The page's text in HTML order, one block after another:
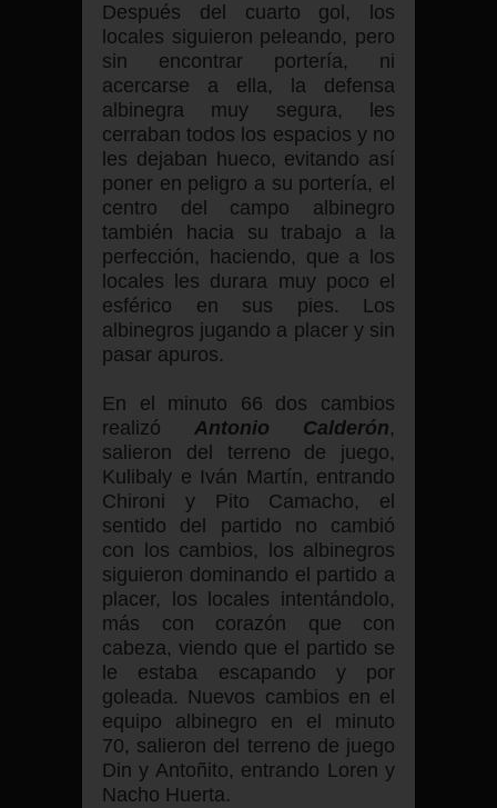
Después del cuarto gol, los
locales siguieron peleando, pero
sin encontrar portería, ni
acercarse a ella, la defensa
albinegra muy segura, les
cerraban todos los espacios y no
les dejaban hueco, evitando así
poner en peligro a su portería, el
centro del campo albinegro
también hacia su trabajo a la
perfección, haciendo, que a los
locales les durara muy poco el
esférico en sus pies. Los
albinegros jugando a placer y sin
pasar apuros.
En el minuto 66 dos cambios
realizó Antonio Calderón,
salieron del terreno de juego,
Kulibaly e Iván Martín, entrando
Chironi y Pito Camacho, el
sentido del partido no cambió
con los cambios, los albinegros
siguieron dominando el partido a
placer, los locales intentándolo,
más con corazón que con
cabeza, viendo que el partido se
le estaba escapando y por
goleada. Nuevos cambios en el
equipo albinegro en el minuto
70, salieron del terreno de juego
Din y Antoñito, entrando Loren y
Nacho Huerta.